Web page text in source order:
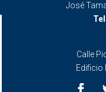
José
Calle
Edificio